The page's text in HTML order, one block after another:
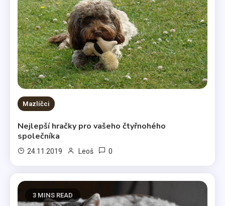
Mazlíčci
Nejlepší hračky pro vašeho čtyřnohého
společníka
24.11.2019 Leoš 0
3 MINS READ